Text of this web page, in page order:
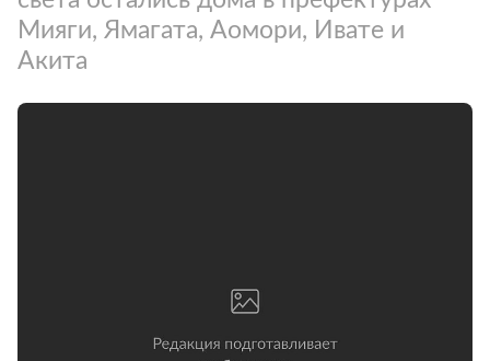
Мияги, Ямагата, Аомори, Ивате и
Акита